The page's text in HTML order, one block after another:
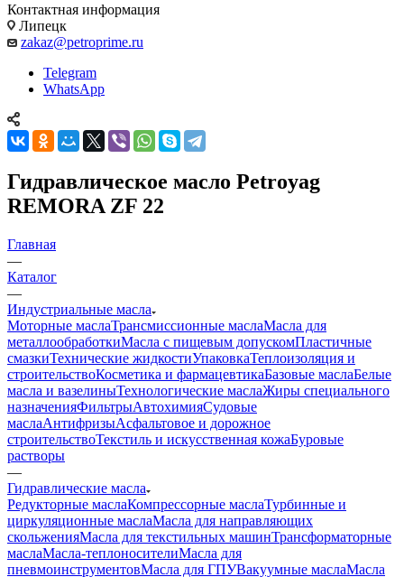
Контактная информация
Липецк
zakaz@petroprime.ru
Telegram
WhatsApp
Гидравлическое масло Petroyag
REMORA ZF 22
Главная
—
Каталог
—
Индустриальные масла
Моторные маслаТрансмиссионные маслаМасла для
металлообработкиМасла с пищевым допускомПластичные
смазкиТехнические жидкостиУпаковкаТеплоизоляция и
строительствоКосметика и фармацевтикаБазовые маслаБелые
масла и вазелиныТехнологические маслаЖиры специального
назначенияФильтрыАвтохимияСудовые
маслаАнтифризыАсфальтовое и дорожное
строительствоТекстиль и искусственная кожаБуровые
растворы
—
Гидравлические масла
Редукторные маслаКомпрессорные маслаТурбинные и
циркуляционные маслаМасла для направляющих
скольженияМасла для текстильных машинТрансформаторные
маслаМасла-теплоносителиМасла для
пневмоинструментовМасла для ГПУВакуумные маслаМасла